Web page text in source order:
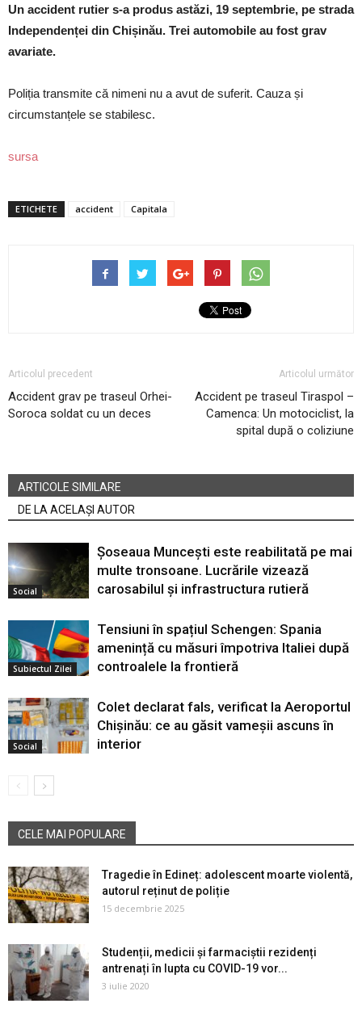
Un accident rutier s-a produs astăzi, 19 septembrie, pe strada
Independenței din Chișinău. Trei automobile au fost grav
avariate.
Poliția transmite că nimeni nu a avut de suferit. Cauza și
circumstanțele se stabilesc.
sursa
ETICHETE accident Capitala
Articolul precedent
Accident grav pe traseul Orhei-
Soroca soldat cu un deces
Articolul următor
Accident pe traseul Tiraspol –
Camenca: Un motociclist, la
spital după o coliziune
ARTICOLE SIMILARE
DE LA ACELAȘI AUTOR
Social
Șoseaua Muncești este reabilitată pe mai
multe tronsoane. Lucrările vizează
carosabilul și infrastructura rutieră
Subiectul Zilei
Tensiuni în spațiul Schengen: Spania
amenință cu măsuri împotriva Italiei după
controalele la frontieră
Social
Colet declarat fals, verificat la Aeroportul
Chișinău: ce au găsit vameșii ascuns în
interior
CELE MAI POPULARE
Tragedie în Edineț: adolescent moarte violentă,
autorul reținut de poliție
15 decembrie 2025
Studenții, medicii și farmaciștii rezidenți
antrenați în lupta cu COVID-19 vor...
3 iulie 2020